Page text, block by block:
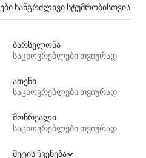
ხანგრძლივი სტუმრობისთვის
ბარსელონა
საცხოვრებლები თვიურად
ათენი
საცხოვრებლები თვიურად
მონრეალი
საცხოვრებლები თვიურად
მეტის ჩვენება